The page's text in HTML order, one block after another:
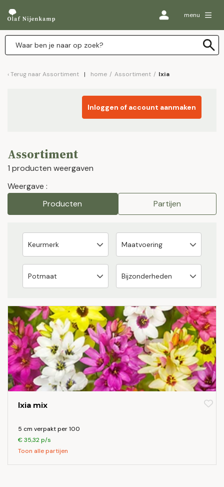
menu
Terug naar Assortiment home / Assortiment / Ixia
Inloggen of account aanmaken
Assortiment
1 producten weergaven
Weergave :
Producten
Partijen
Ixia mix
5 cm verpakt per 100
€ 35,32 p/s
Toon alle partijen